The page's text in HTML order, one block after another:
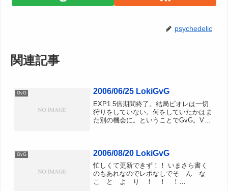
psychedelic
関連記事
GvG 2006/06/25 LokiGvG
EXP1.5倍期間終了。結局ビオレは一切
狩りをしていない。何をしていたかはま
た別の機会に。ということでGvG。V3
数秒前に某氏がや...
GvG 2006/08/20 LokiGvG
忙しくて更新できず！！ いまさら書く
のもあれなのでレポなしでそ ん な
こ と よ り ！ ！ ！